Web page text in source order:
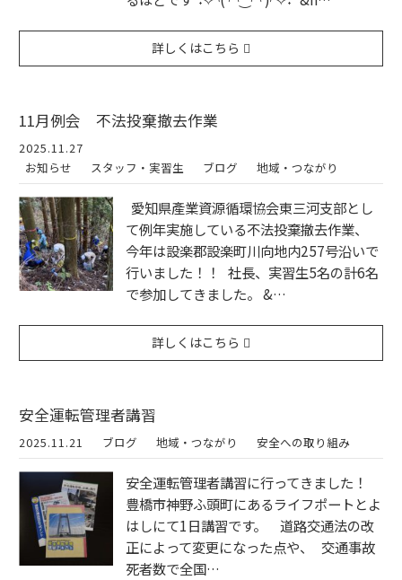
詳しくはこちら
11月例会 不法投棄撤去作業
2025.11.27
お知らせ
スタッフ・実習生 ブログ 地域・つながり
愛知県產業資源循環協会東三河支部とし
て例年実施している不法投棄撤去作業、
今年は設楽郡設楽町川向地内257号沿いで
行いました！！ 社長、実習生5名の計6名
で参加してきました。 &…
詳しくはこちら
安全運転管理者講習
2025.11.21 ブログ 地域・つながり 安全への取り組み
安全運転管理者講習に行ってきました！
豊橋市神野ふ頭町にあるライフポートとよ
はしにて1日講習です。 道路交通法の改
正によって変更になった点や、 交通事故
死者数で全国…